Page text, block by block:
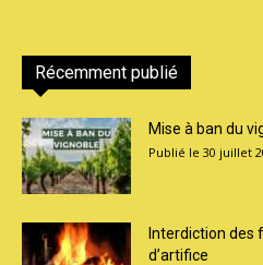
Récemment publié
Mise à ban du
30 juillet
Interdiction des
d’artifice